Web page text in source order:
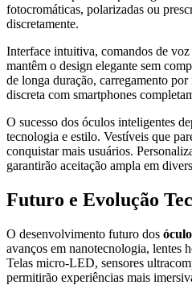
fotocromáticas, polarizadas ou
discretamente.
Interface intuitiva, comandos de
mantêm o design elegante sem
de longa duração, carregamento
discreta com smartphones
O sucesso dos óculos inteligentes
tecnologia e estilo. Vestíveis que
conquistar mais usuários.
garantirão aceitação ampla em
Futuro e Evolução
O desenvolvimento futuro dos
avanços em nanotecnologia, lentes
Telas micro-LED, sensores
permitirão experiências mais